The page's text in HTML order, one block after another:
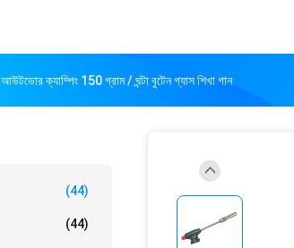
আউটডোর ক্যাম্পিং 150 গ্রাম / ঘন্টা বুটেন গ্যাস শিখা গান
(44)
(44)